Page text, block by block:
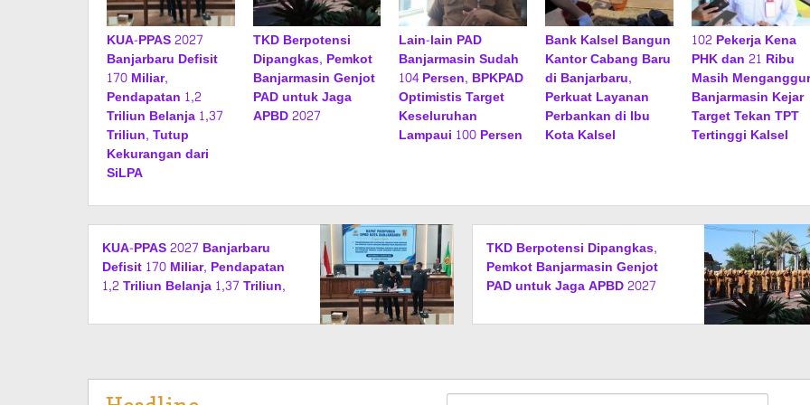
KUA-PPAS 2027
Banjarbaru Defisit
170 Miliar,
Pendapatan 1,2
Triliun Belanja 1,37
Triliun, Tutup
Kekurangan dari
SiLPA
TKD Berpotensi
Dipangkas, Pemkot
Banjarmasin Genjot
PAD untuk Jaga
APBD 2027
Lain-lain PAD
Banjarmasin Sudah
104 Persen, BPKPAD
Optimistis Target
Keseluruhan
Lampaui 100 Persen
Bank Kalsel Bangun
Kantor Cabang Baru
di Banjarbaru,
Perkuat Layanan
Perbankan di Ibu
Kota Kalsel
102 Pekerja Kena
PHK dan 21 Ribu
Masih
Banjarmasin Kejar
Target Tekan TPT
Tertinggi Kalsel
KUA-PPAS 2027 Banjarbaru
Defisit 170 Miliar, Pendapatan
1,2 Triliun Belanja 1,37 Triliun,
TKD Berpotensi Dipangkas,
Pemkot Banjarmasin Genjot
PAD untuk Jaga APBD 2027